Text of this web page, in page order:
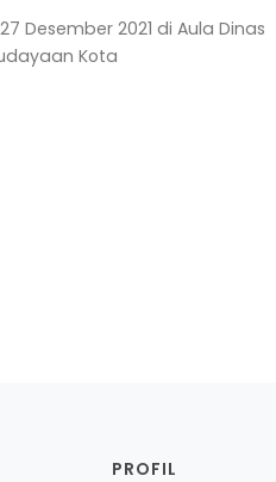
Desember 2021 di Aula Dinas
Kota
PROFIL